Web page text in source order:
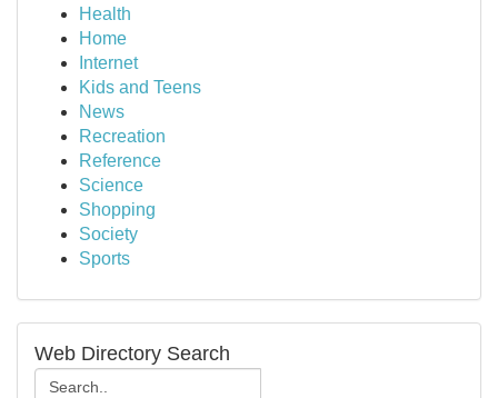
Health
Home
Internet
Kids and Teens
News
Recreation
Reference
Science
Shopping
Society
Sports
Web Directory Search